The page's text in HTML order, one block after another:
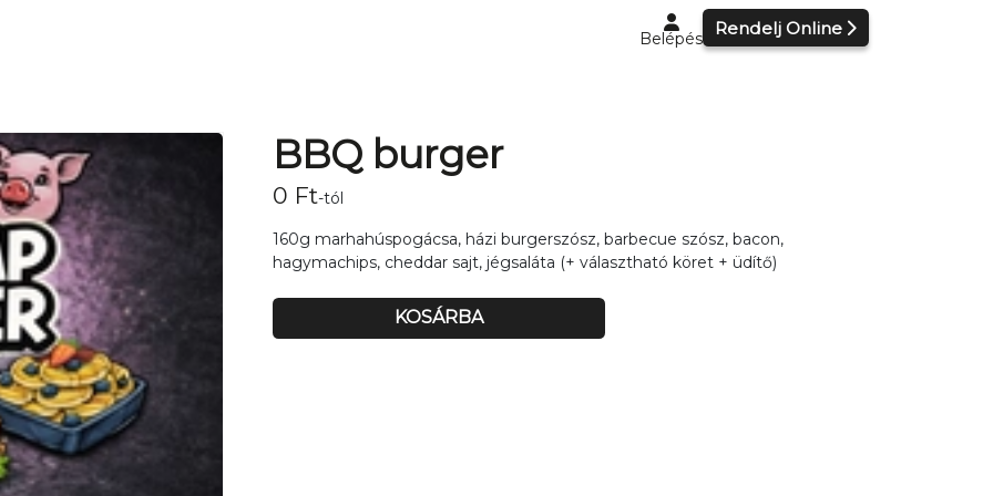
Belépés
Rendelj Online
BBQ burger
0 Ft-tól
160g marhahúspogácsa, házi burgerszósz, barbecue szósz, bacon,
hagymachips, cheddar sajt, jégsaláta (+ választható köret + üdítő)
KOSÁRBA